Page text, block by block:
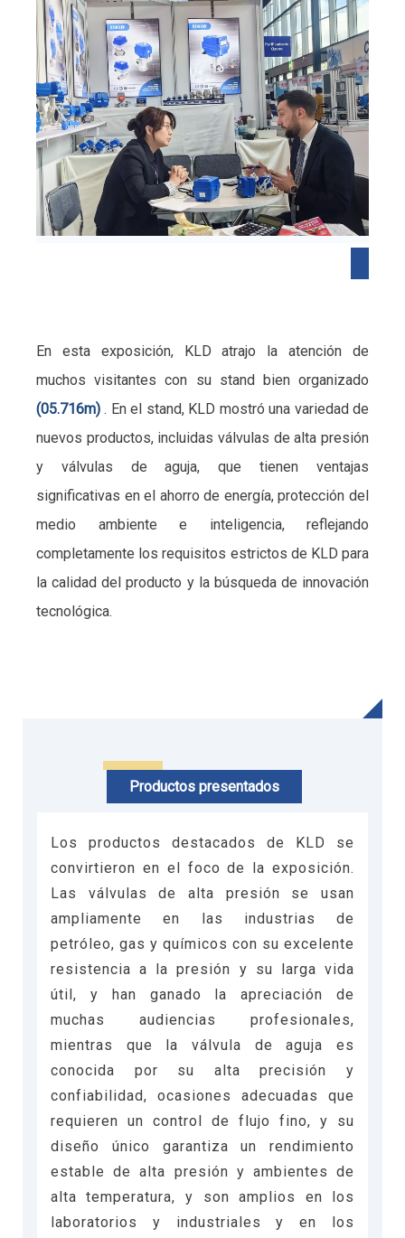
En esta exposición, KLD atrajo la atención de
muchos visitantes con su stand bien organizado
(05.716m). En el stand, KLD mostró una variedad de
nuevos productos, incluidas válvulas de alta presión
y válvulas de aguja, que tienen ventajas
significativas en el ahorro de energía, protección del
medio ambiente e inteligencia, reflejando
completamente los requisitos estrictos de KLD para
la calidad del producto y la búsqueda de innovación
tecnológica.
Productos presentados
Los productos destacados de KLD se
convirtieron en el foco de la exposición.
Las válvulas de alta presión se usan
ampliamente en las industrias de
petróleo, gas y químicos con su excelente
resistencia a la presión y su larga vida
útil, y han ganado la apreciación de
muchas audiencias profesionales,
mientras que la válvula de aguja es
conocida por su alta precisión y
confiabilidad, ocasiones adecuadas que
requieren un control de flujo fino, y su
diseño único garantiza un rendimiento
estable de alta presión y ambientes de
alta temperatura, y son amplios en los
laboratorios y industriales y en los